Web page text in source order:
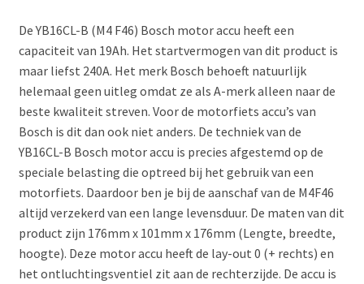
De YB16CL-B (M4 F46) Bosch motor accu heeft een
capaciteit van 19Ah. Het startvermogen van dit product is
maar liefst 240A. Het merk Bosch behoeft natuurlijk
helemaal geen uitleg omdat ze als A-merk alleen naar de
beste kwaliteit streven. Voor de motorfiets accu’s van
Bosch is dit dan ook niet anders. De techniek van de
YB16CL-B Bosch motor accu is precies afgestemd op de
speciale belasting die optreed bij het gebruik van een
motorfiets. Daardoor ben je bij de aanschaf van de M4F46
altijd verzekerd van een lange levensduur. De maten van dit
product zijn 176mm x 101mm x 176mm (Lengte, breedte,
hoogte). Deze motor accu heeft de lay-out 0 (+ rechts) en
het ontluchtingsventiel zit aan de rechterzijde. De accu is